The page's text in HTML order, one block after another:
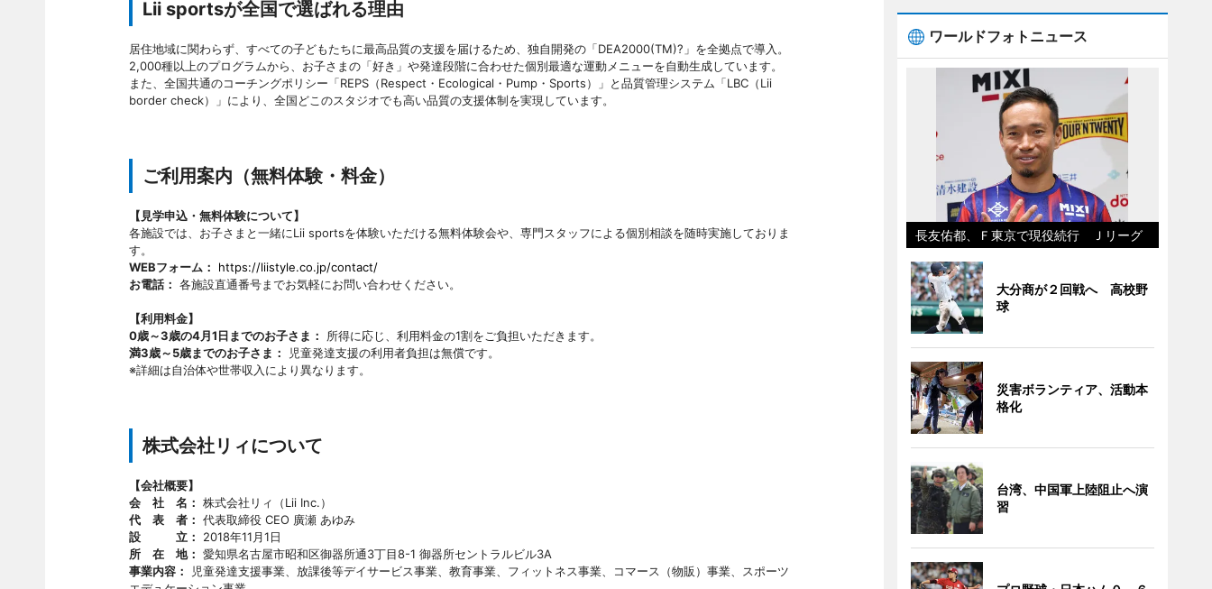
Lii sportsが全国で選ばれる理由
居住地域に関わらず、すべての子どもたちに最高品質の支援を届けるため、独自開発の「DEA2000(TM)?」を全拠点で導入。
2,000種以上のプログラムから、お子さまの「好き」や発達段階に合わせた個別最適な運動メニューを自動生成しています。
また、全国共通のコーチングポリシー「REPS（Respect・Ecological・Pump・Sports）」と品質管理システム「LBC（Lii
border check）」により、全国どこのスタジオでも高い品質の支援体制を実現しています。
ご利用案内（無料体験・料金）
【見学申込・無料体験について】
各施設では、お子さまと一緒にLii sportsを体験いただける無料体験会や、専門スタッフによる個別相談を随時実施しておりま
す。
WEBフォーム：
https://liistyle.co.jp/contact/
お電話： 各施設直通番号までお気軽にお問い合わせください。
【利用料金】
0歳～3歳の4月1日までのお子さま：
所得に応じ、利用料金の1割をご負担いただきます。
満3歳～5歳までのお子さま：
児童発達支援の利用者負担は無償です。
※詳細は自治体や世帯収入により異なります。
株式会社リィについて
【会社概要】
会 社 名： 株式会社リィ（Lii Inc.）
代 表 者： 代表取締役 CEO 廣瀬 あゆみ
設 立：
2018年11月1日
所 在 地： 愛知県名古屋市昭和区御器所通3丁目8-1 御器所セントラルビル3A
事業内容：
児童発達支援事業、放課後等デイサービス事業、教育事業、フィットネス事業、コマース（物販）事業、スポーツ
ワールドフォトニュース
長友佑都、Ｆ東京で現役続行 Ｊリーグ
大分商が２回戦へ 高校野
球
災害ボランティア、活動本
格化
台湾、中国軍上陸阻止へ演
習